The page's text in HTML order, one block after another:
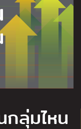
ลุ่มไหน